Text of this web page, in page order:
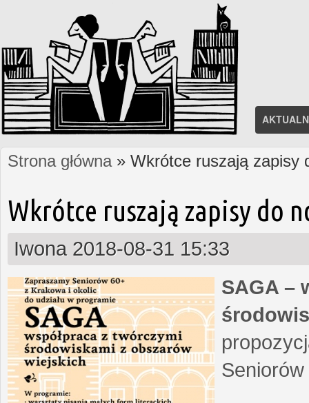
Jesteś tutaj
Strona główna» Wkrótce ruszają zapisy
Wkrótce ruszają zapisy do
Iwona 2018-08-31 15:33
SAGA –